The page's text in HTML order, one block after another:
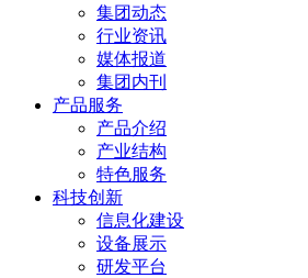
集团动态
行业资讯
媒体报道
集团内刊
产品服务
产品介绍
产业结构
特色服务
科技创新
信息化建设
设备展示
研发平台